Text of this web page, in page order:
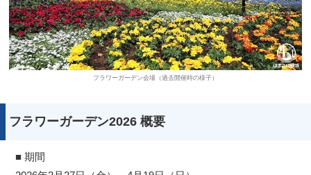
フラワーガーデン会場（過去開催時の様子）
フラワーガーデン2026 概要
■ 期間